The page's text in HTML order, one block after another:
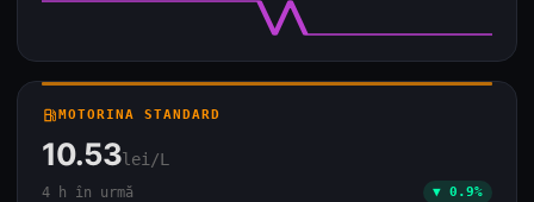
local_gas_stationMOTORINA STANDARD
10.53lei/L
4 h în urmă ▼ 0.9%